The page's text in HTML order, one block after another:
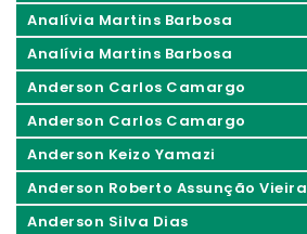
Analívia Martins Barbosa
Analívia Martins Barbosa
Anderson Carlos Camargo
Anderson Carlos Camargo
Anderson Keizo Yamazi
Anderson Roberto Assunção Vieira
Anderson Silva Dias